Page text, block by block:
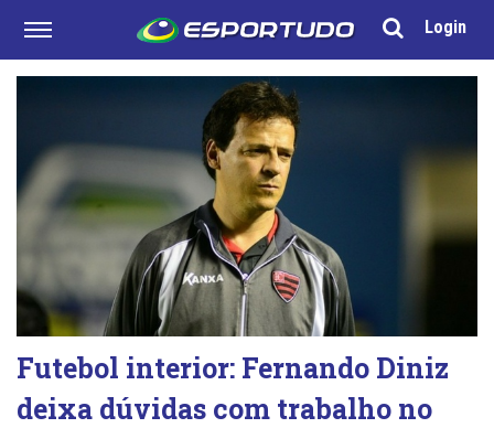
Login
Futebol interior: Fernando Diniz
deixa dúvidas com trabalho no